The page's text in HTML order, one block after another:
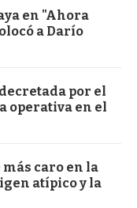
en "Ahora
a Darío
por el
operativa en el
caro en la
atípico y la